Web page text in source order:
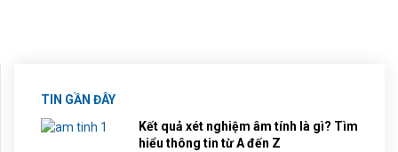
TIN GẦN ĐÂY
Kết quả xét nghiệm âm tính là gì? Tìm
hiểu thông tin từ A đến Z